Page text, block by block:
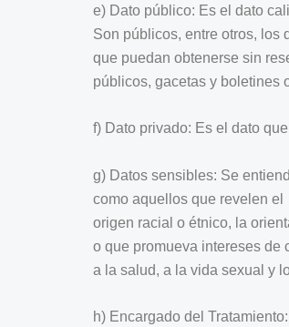
e) Dato público: Es el dato
Son públicos, entre otros, los
que puedan obtenerse sin
públicos, gacetas y boletines
f) Dato privado: Es el dato
g) Datos sensibles: Se
como aquellos que revelen el
origen racial o étnico, la
o que promueva intereses de
a la salud, a la vida sexual y
h) Encargado del